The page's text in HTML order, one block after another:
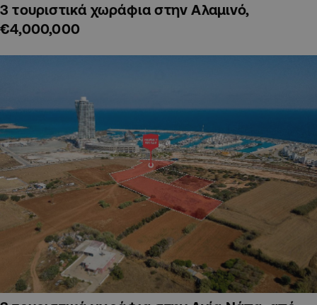
3 τουριστικά χωράφια στην Αλαμινό,
€4,000,000